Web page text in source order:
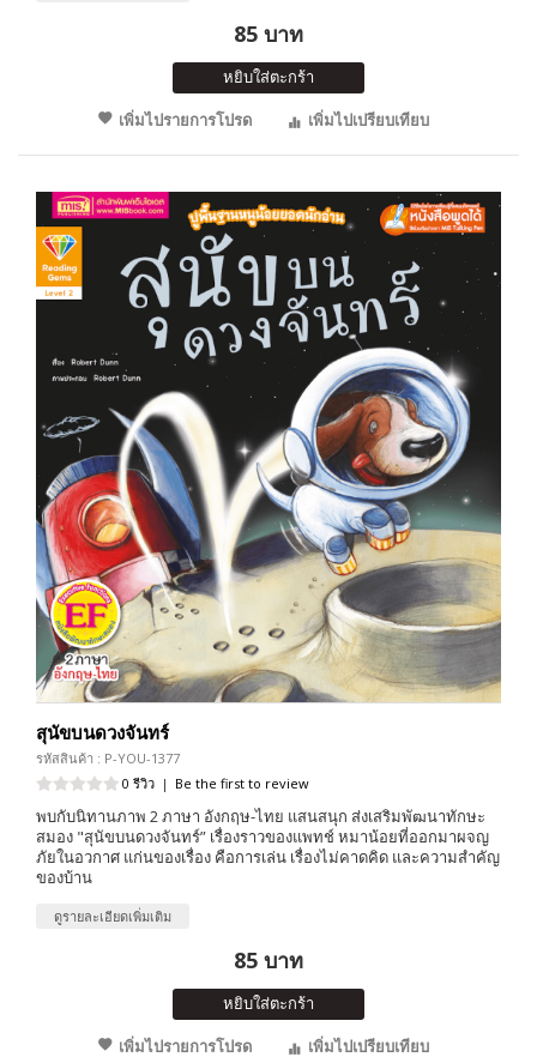
85 บาท
หยิบใส่ตะกร้า
เพิ่มไปรายการโปรด
เพิ่มไปเปรียบเทียบ
สุนัขบนดวงจันทร์
รหัสสินค้า : P-YOU-1377
0 รีวิว | Be the first to review
พบกับนิทานภาพ 2 ภาษา อังกฤษ-ไทย แสนสนุก ส่งเสริมพัฒนาทักษะ
สมอง "สุนัขบนดวงจันทร์” เรื่องราวของแพทช์ หมาน้อยที่ออกมาผจญ
ภัยในอวกาศ แก่นของเรื่อง คือการเล่น เรื่องไม่คาดคิด และความสำคัญ
ของบ้าน
ดูรายละเอียดเพิ่มเติม
85 บาท
หยิบใส่ตะกร้า
เพิ่มไปรายการโปรด
เพิ่มไปเปรียบเทียบ